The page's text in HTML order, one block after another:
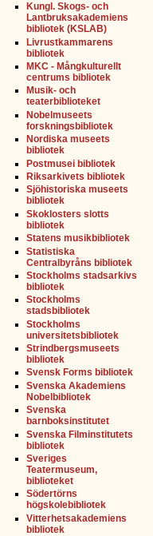
Kungl. Skogs- och
Lantbruksakademiens
bibliotek (KSLAB)
Livrustkammarens
bibliotek
MKC - Mångkulturellt
centrums bibliotek
Musik- och
teaterbiblioteket
Nobelmuseets
forskningsbibliotek
Nordiska museets
bibliotek
Postmusei bibliotek
Riksarkivets bibliotek
Sjöhistoriska museets
bibliotek
Skoklosters slotts
bibliotek
Statens musikbibliotek
Statistiska
Centralbyråns bibliotek
Stockholms stadsarkivs
bibliotek
Stockholms
stadsbibliotek
Stockholms
universitetsbibliotek
Strindbergsmuseets
bibliotek
Svensk Forms bibliotek
Svenska Akademiens
Nobelbibliotek
Svenska
barnboksinstitutet
Svenska Filminstitutets
bibliotek
Sveriges
Teatermuseum,
biblioteket
Södertörns
högskolebibliotek
Vitterhetsakademiens
bibliotek